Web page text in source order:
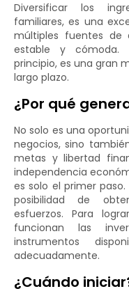
Diversificar los
familiares, es una
múltiples fuentes de
estable y cómoda.
principio, es una gran
largo plazo.
¿Por qué
No solo es una
negocios, sino
metas y libertad
independencia
es solo el primer
posibilidad de
esfuerzos. Para
funcionan las
instrumentos
adecuadamente.
¿Cuándo